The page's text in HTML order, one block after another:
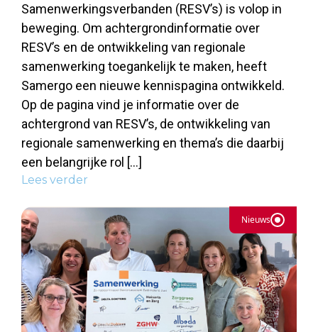
Samenwerkingsverbanden (RESV’s) is volop in
beweging. Om achtergrondinformatie over
RESV’s en de ontwikkeling van regionale
samenwerking toegankelijk te maken, heeft
Samergo een nieuwe kennispagina ontwikkeld.
Op de pagina vind je informatie over de
achtergrond van RESV’s, de ontwikkeling van
regionale samenwerking en thema’s die daarbij
een belangrijke rol […]
Lees verder
Nieuws